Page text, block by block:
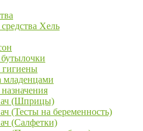
Хель
гигиены
младенцами
(Шприцы)
(Тесты на беременность)
(Салфетки)